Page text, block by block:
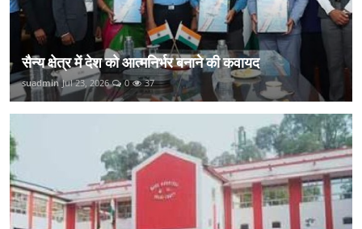
सैन्य क्षेत्र में देश को आत्मनिर्भर बनाने की कवायद
suadmin Jul 23, 2026 0 37